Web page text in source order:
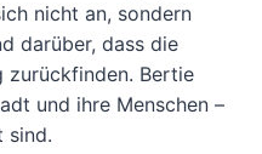
nicht an, sondern
darüber, dass die
zurückfinden. Bertie
und ihre Menschen –
sind.